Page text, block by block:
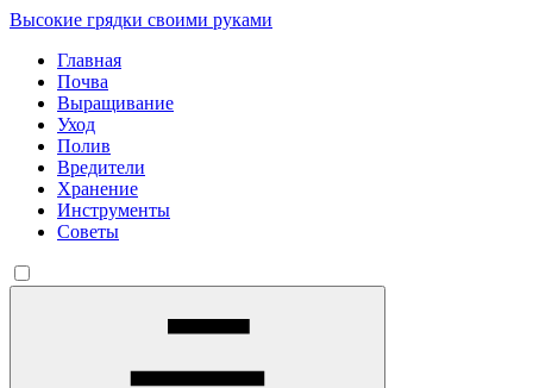
Высокие грядки своими руками
Главная
Почва
Выращивание
Уход
Полив
Вредители
Хранение
Инструменты
Советы